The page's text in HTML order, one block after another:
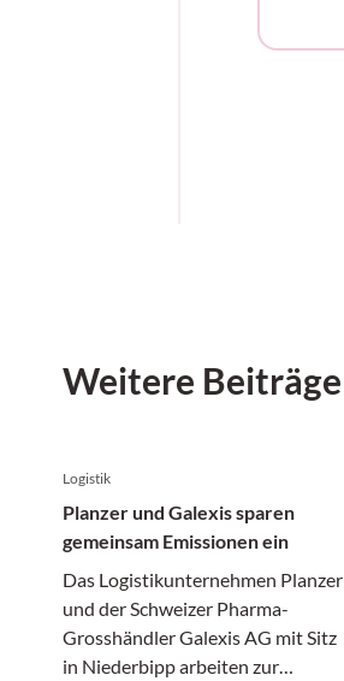
Weitere Beiträge
Logistik
Planzer und Galexis sparen
gemeinsam Emissionen ein
Das Logistikunternehmen Planzer
und der Schweizer Pharma-
Grosshändler Galexis AG mit Sitz
in Niederbipp arbeiten zur